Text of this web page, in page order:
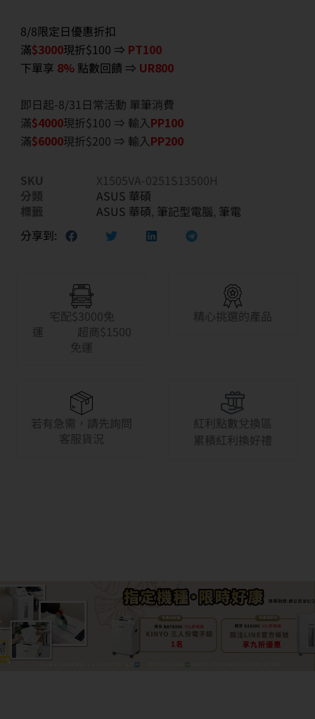
8/8限定日優惠折扣
滿$3000現折$100 ⇒ PT100
下單享 8% 點數回饋 ⇒ UR800
即日起-8/31日常活動 單筆消費
滿$4000現折$100 ⇒ 輸入PP100
滿$6000現折$200 ⇒ 輸入PP200
SKU
X1505VA-0251S13500H
分類
ASUS 華碩
標籤
ASUS 華碩, 筆記型電腦, 筆電
分享到:
宅配$3000免
運 超商$1500
免運
精心挑選的產品
若有急需，請先詢問
客服貨況
紅利點數兌換區
累積紅利換好禮